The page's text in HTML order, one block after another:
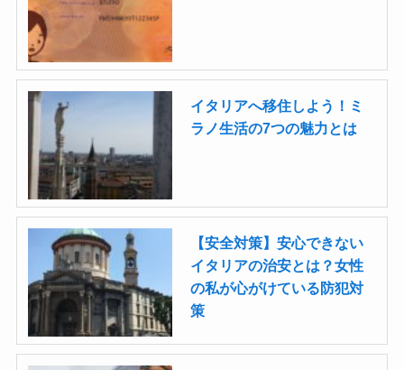
イタリアへ移住しよう！ミ
ラノ生活の7つの魅力とは
【安全対策】安心できない
イタリアの治安とは？女性
の私が心がけている防犯対
策